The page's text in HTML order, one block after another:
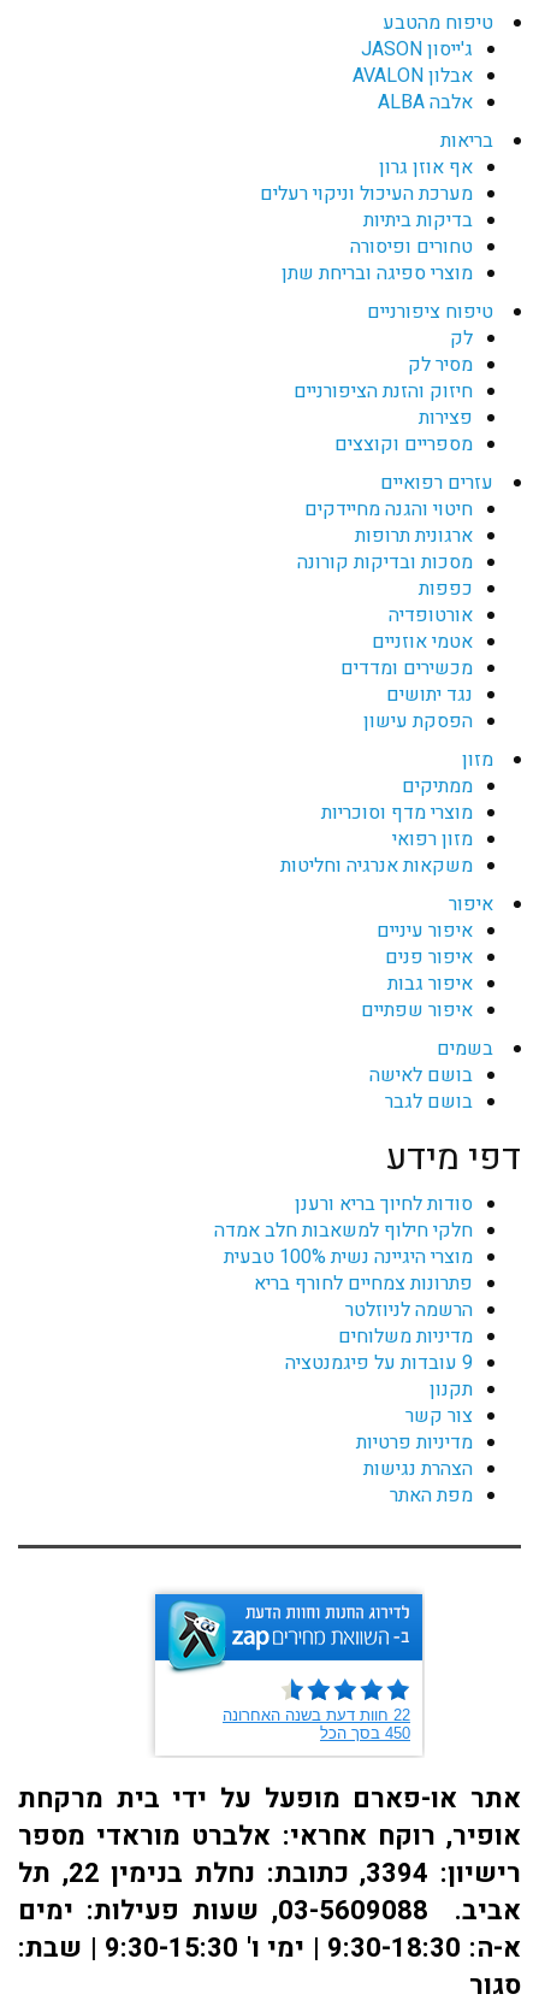
טיפוח מהטבע
ג'ייסון JASON
אבלון AVALON
אלבה ALBA
בריאות
אף אוזן גרון
מערכת העיכול וניקוי רעלים
בדיקות ביתיות
טחורים ופיסורה
מוצרי ספיגה ובריחת שתן
טיפוח ציפורניים
לק
מסיר לק
חיזוק והזנת הציפורניים
פצירות
מספריים וקוצצים
עזרים רפואיים
חיטוי והגנה מחיידקים
ארגונית תרופות
מסכות ובדיקות קורונה
כפפות
אורטופדיה
אטמי אוזניים
מכשירים ומדדים
נגד יתושים
הפסקת עישון
מזון
ממתיקים
מוצרי מדף וסוכריות
מזון רפואי
משקאות אנרגיה וחליטות
איפור
איפור עיניים
איפור פנים
איפור גבות
איפור שפתיים
בשמים
בושם לאישה
בושם לגבר
דפי מידע
סודות לחיוך בריא ורענן
חלקי חילוף למשאבות חלב אמדה
מוצרי היגיינה נשית 100% טבעית
פתרונות צמחיים לחורף בריא
הרשמה לניוזלטר
מדיניות משלוחים
9 עובדות על פיגמנטציה
תקנון
צור קשר
מדיניות פרטיות
הצהרת נגישות
מפת האתר
אתר או-פארם מופעל על ידי בית מרקחת
אופיר, רוקח אחראי: אלברט מוראדי מספר
רישיון: 3394, כתובת: ​נחלת בנימין 22, תל
אביב. 03-5609088, שעות פעילות: ימים
א-ה: 9:30-18:30 | ימי ו' 9:30-15:30 | שבת:
סגור